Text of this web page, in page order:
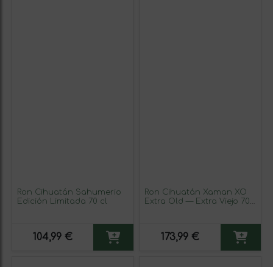
Ron Cihuatán Sahumerio
Edición Limitada 70 cl
104,99 €
Ron Cihuatán Xaman XO
Extra Old — Extra Viejo 70
173,99 €